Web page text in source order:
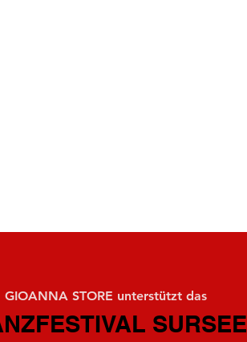
GIOANNA STORE unterstützt das
SURSEE
SURSEE